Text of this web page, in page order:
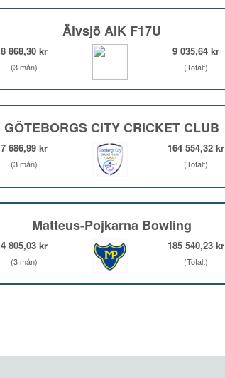
Älvsjö AIK F17U
8 868,30 kr
(3 mån)
9 035,64 kr
(Totalt)
GÖTEBORGS CITY CRICKET CLUB
7 686,99 kr
(3 mån)
164 554,32 kr
(Totalt)
Matteus-Pojkarna Bowling
4 805,03 kr
(3 mån)
185 540,23 kr
(Totalt)